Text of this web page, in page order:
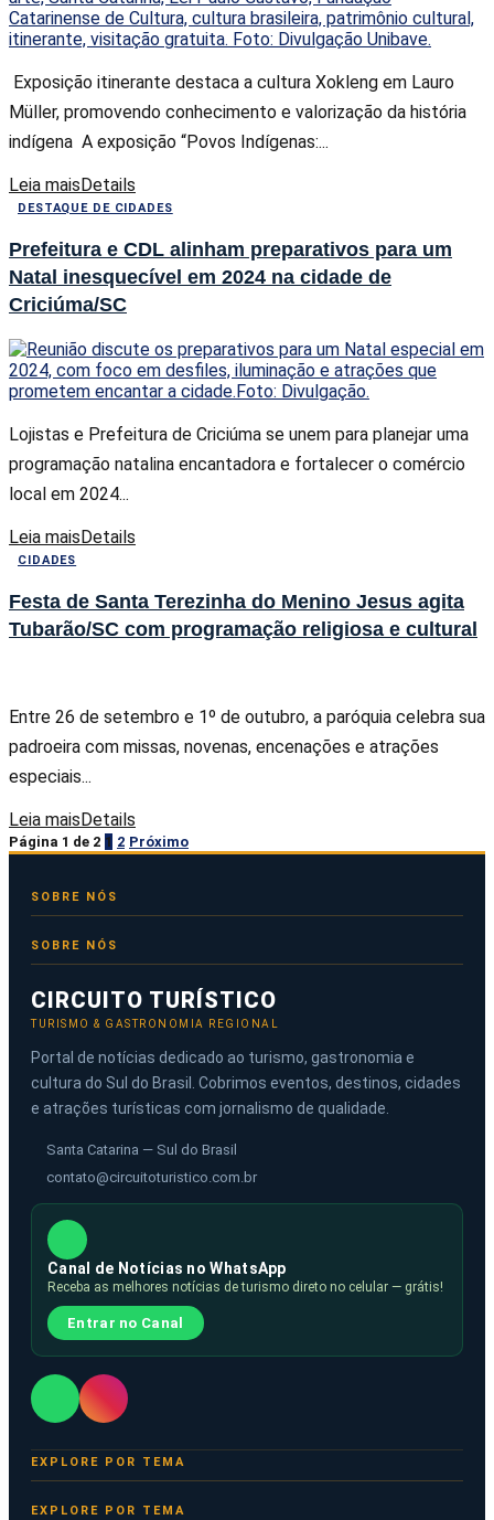
Exposição itinerante destaca a cultura Xokleng em Lauro
Müller, promovendo conhecimento e valorização da história
indígena A exposição “Povos Indígenas:...
Leia maisDetails
DESTAQUE DE CIDADES
Prefeitura e CDL alinham preparativos para um
Natal inesquecível em 2024 na cidade de
Criciúma/SC
Lojistas e Prefeitura de Criciúma se unem para planejar uma
programação natalina encantadora e fortalecer o comércio
local em 2024...
Leia maisDetails
CIDADES
Festa de Santa Terezinha do Menino Jesus agita
Tubarão/SC com programação religiosa e cultural
Entre 26 de setembro e 1º de outubro, a paróquia celebra sua
padroeira com missas, novenas, encenações e atrações
especiais...
Leia maisDetails
Página 1 de 2 1 2 Próximo
SOBRE NÓS
CIRCUITO TURÍSTICO
TURISMO & GASTRONOMIA REGIONAL
Portal de notícias dedicado ao turismo, gastronomia e
cultura do Sul do Brasil. Cobrimos eventos, destinos, cidades
e atrações turísticas com jornalismo de qualidade.
Santa Catarina — Sul do Brasil
contato@circuitoturistico.com.br
Canal de Notícias no WhatsApp
Receba as melhores notícias de turismo direto no celular — grátis!
Entrar no Canal
EXPLORE POR TEMA